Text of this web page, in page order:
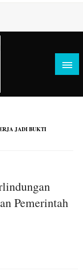
JADI BUKTI
Pemerintah